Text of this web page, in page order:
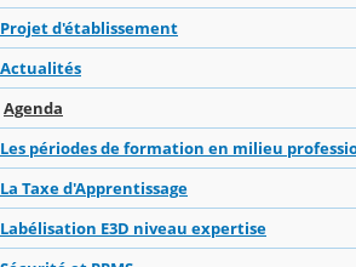
Projet d'établissement
Actualités
Agenda
Les périodes de formation en milieu
La Taxe d'Apprentissage
Labélisation E3D niveau expertise